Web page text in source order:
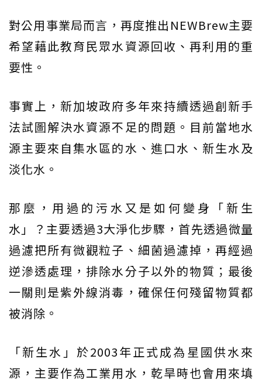
對公用事業局而言，再度推出NEWBrew主要
希望藉此教育民眾水資源回收、再利用的重
要性。
事實上，新加坡政府多年來持續透過創新手
法試圖解決水資源不足的問題。目前當地水
源主要來自集水區的水、進口水、新生水及
淡化水。
那麼，用過的污水又是如何變身「新生
水」？主要透過3大淨化步驟，首先透過微量
過濾把所有微觀粒子、細菌過濾掉，再經過
逆滲透處理，排除水分子以外的物質；最後
一關則是紫外線消毒，確保任何殘留物質都
被消除。
「新生水」於2003年正式成為星國供水來
源，主要作為工業用水，乾旱時也會用來填